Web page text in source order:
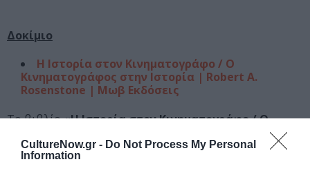
CultureNow.gr - Do Not Process My Personal
Information
Δοκίμιο
Η Ιστορία στον Κινηματογράφο / Ο
Κινηματογράφος στην Ιστορία | Robert Α.
Rosenstone | Μωβ Εκδόσεις
Το βιβλίο«Η Ιστορία στον Κινηματογράφο / Ο
Rosenstone (Ρόμπερτ Ρόζενστοουν) , κυκλοφορεί στα